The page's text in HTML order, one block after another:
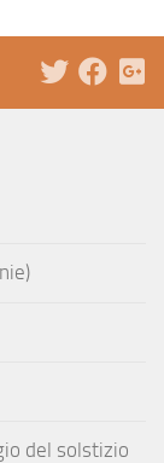
del solstizio